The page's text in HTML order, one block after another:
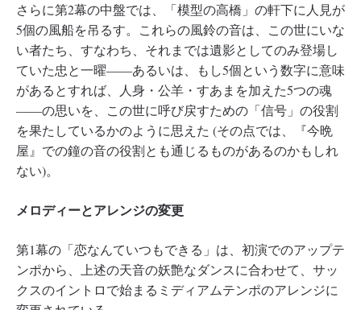
さらに第2幕の中盤では、「模型の高橋」の軒下に人見が
5個の風船を吊るす。これらの風鈴の音は、この世にいな
い者たち、すなわち、それまでは遺影としてのみ登場し
ていた忠と一曜――あるいは、もし5個という数字に意味
があるとすれば、人身・公羊・すあまを加えた5つの魂
――の思いを、この世に呼び戻すための「信号」の役割
を果たしているかのように思えた (その点では、『今晩
屋』での鐘の音の役割とも通じるものがあるのかもしれ
ない)。
メロディーとアレンジの変更
第1幕の「恋なんていつもできる」は、初演でのアップテ
ンポから、上述の天音の妖艶なダンスに合わせて、サッ
クスのイントロで始まるミディアムテンポのアレンジに